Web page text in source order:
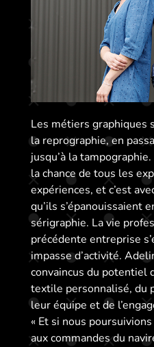
Les métiers graphiques
la reprographie, en
jusqu’à la
la chance de tous les
expériences, et c’est
qu’ils s’épanouissaient
sérigraphie. La vie
précédente entreprise
impasse d’activité.
convaincus du potentiel
textile personnalisé, du
leur équipe et de
« Et si nous
aux commandes du